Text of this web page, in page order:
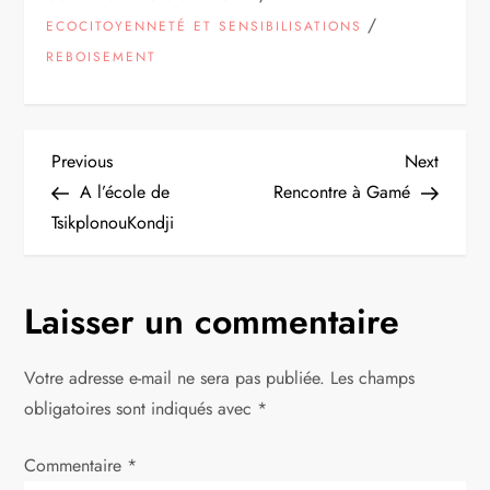
ECOCITOYENNETÉ ET SENSIBILISATIONS /
REBOISEMENT
N
a
i
g
a
Previous
Post
Previous
A l’école de
TsikplonouKondji
Next
Post
Next
Rencontre à Gamé
Laisser un commentaire
Votre adresse e-mail ne sera pas publiée. Les champs
obligatoires sont indiqués avec *
Commentaire *